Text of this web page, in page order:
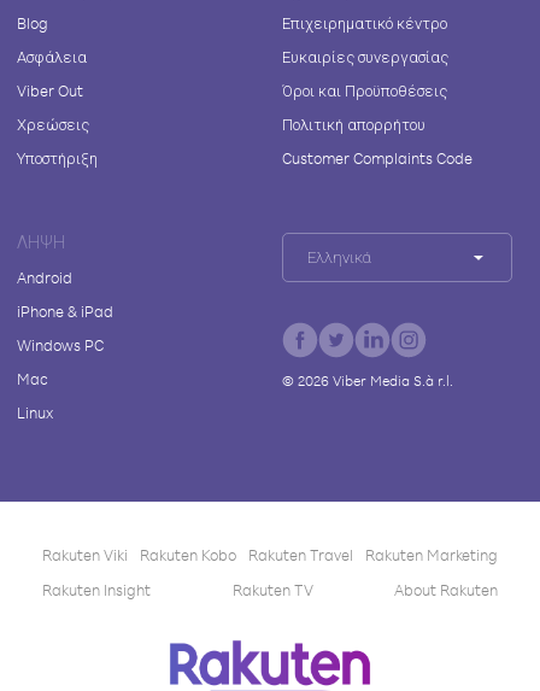
Blog
Ασφάλεια
Viber Out
Χρεώσεις
Υποστήριξη
Επιχειρηματικό κέντρο
Ευκαιρίες συνεργασίας
Όροι και Προϋποθέσεις
Πολιτική απορρήτου
Customer Complaints Code
ΛΉΨΗ
Android
iPhone & iPad
Windows PC
Mac
Linux
Ελληνικά
© 2026Viber Media S.à r.l.
Rakuten Viki Rakuten Kobo Rakuten Travel
Rakuten Marketing
Rakuten Insight
Rakuten TV About Rakuten